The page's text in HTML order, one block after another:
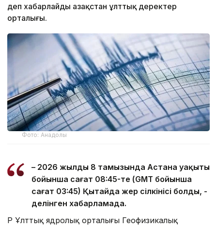
деп хабарлайды Қазақстан ұлттық деректер
орталығы.
Фото: Анадолы
– 2026 жылдың 8 тамызында Астана уақыты
бойынша сағат 08:45-те (GMT бойынша
сағат 03:45) Қытайда жер сілкінісі болды, -
делінген хабарламада.
ҚР Ұлттық ядролық орталығы Геофизикалық